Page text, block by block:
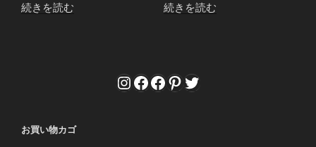
続きを読む 続きを読む
Instagram
Facebook
Facebook
Pinterest
Twitter
お買い物カゴ